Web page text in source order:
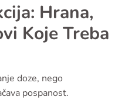
Hrana,
Koje Treba
doze, nego
pospanost.